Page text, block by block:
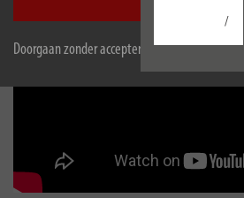
Doorgaan zonder accepteren
/